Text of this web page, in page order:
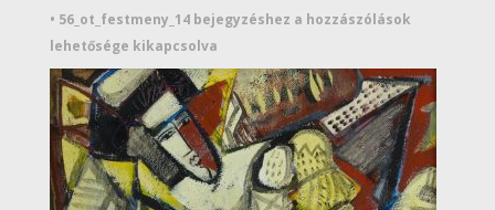
• 56_ot_festmeny_14 bejegyzéshez a hozzászólások
lehetősége kikapcsolva